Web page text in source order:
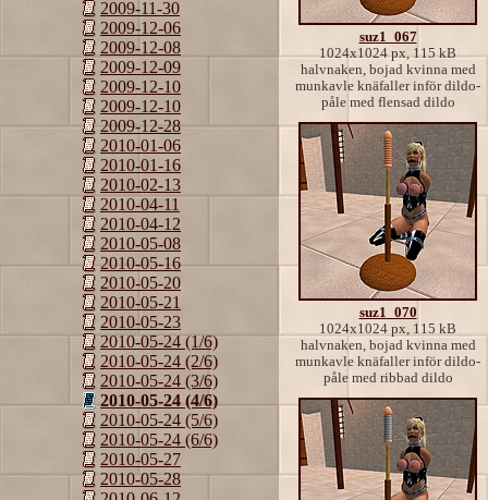
2009-11-30
2009-12-06
2009-12-08
2009-12-09
2009-12-10
2009-12-10
2009-12-28
2010-01-06
2010-01-16
2010-02-13
2010-04-11
2010-04-12
2010-05-08
2010-05-16
2010-05-20
2010-05-21
2010-05-23
2010-05-24 (1/6)
2010-05-24 (2/6)
2010-05-24 (3/6)
2010-05-24 (4/6)
2010-05-24 (5/6)
2010-05-24 (6/6)
2010-05-27
2010-05-28
suz1_067
1024x1024 px, 115 kB
halvnaken, bojad kvinna med
munkavle knäfaller inför dildo-
påle med flensad dildo
suz1_070
1024x1024 px, 115 kB
halvnaken, bojad kvinna med
munkavle knäfaller inför dildo-
påle med ribbad dildo